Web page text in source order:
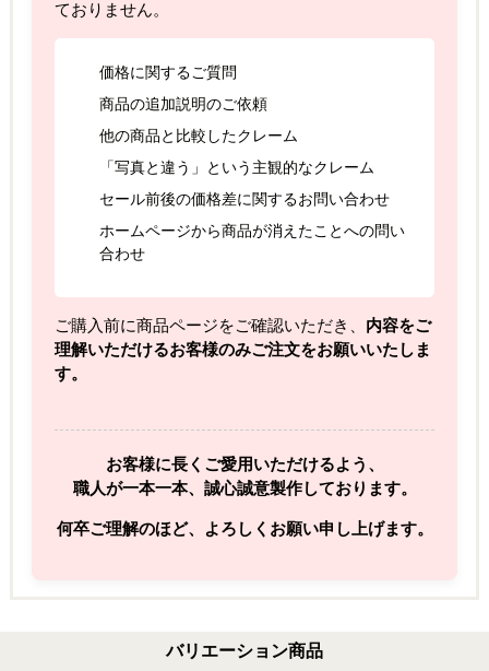
ておりません。
価格に関するご質問
商品の追加説明のご依頼
他の商品と比較したクレーム
「写真と違う」という主観的なクレーム
セール前後の価格差に関するお問い合わせ
ホームページから商品が消えたことへの問い
合わせ
ご購入前に商品ページをご確認いただき、 内容をご
理解いただけるお客様のみご注文をお願いいたしま
す。
お客様に長くご愛用いただけるよう、
職人が一本一本、誠心誠意製作しております。
何卒ご理解のほど、よろしくお願い申し上げます。
バリエーション商品